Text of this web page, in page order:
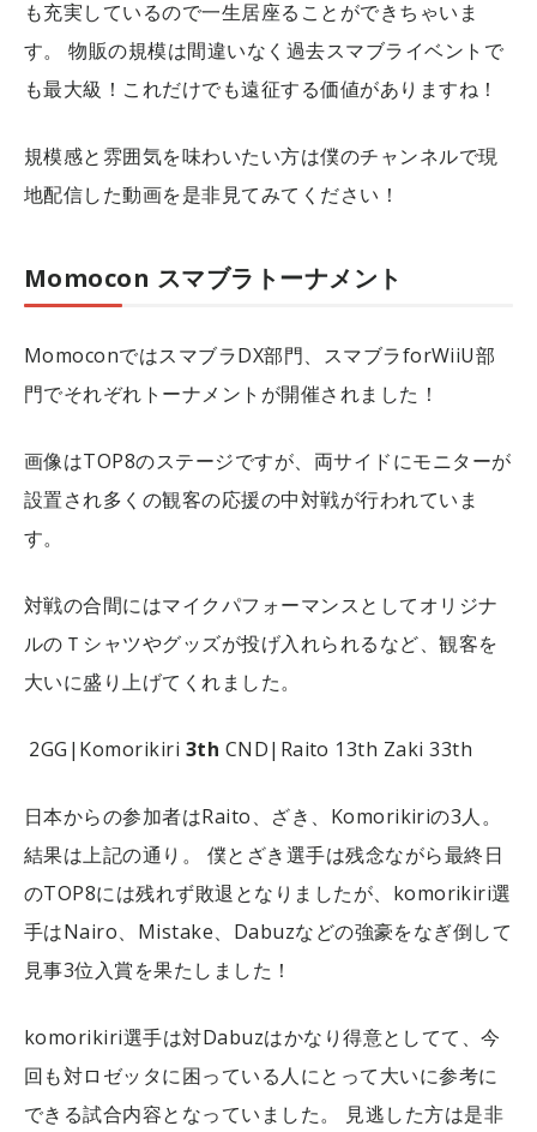
も充実しているので一生居座ることができちゃいま
す。
物販の規模は間違いなく過去スマブライベントで
も最大級！これだけでも遠征する価値がありますね！
規模感と雰囲気を味わいたい方は僕のチャンネルで現
地配信した動画を是非見てみてください！
Momocon スマブラトーナメント
MomoconではスマブラDX部門、スマブラforWiiU部
門でそれぞれトーナメントが開催されました！
画像はTOP8のステージですが、両サイドにモニターが
設置され多くの観客の応援の中対戦が行われていま
す。
対戦の合間にはマイクパフォーマンスとしてオリジナ
ルのＴシャツやグッズが投げ入れられるなど、観客を
大いに盛り上げてくれました。
2GG|Komorikiri 3th CND|Raito 13th Zaki 33th
日本からの参加者はRaito、ざき、Komorikiriの3人。
結果は上記の通り。
僕とざき選手は残念ながら最終日
のTOP8には残れず敗退となりましたが、komorikiri選
手はNairo、Mistake、Dabuzなどの強豪をなぎ倒して
見事3位入賞を果たしました！
komorikiri選手は対Dabuzはかなり得意としてて、今
回も対ロゼッタに困っている人にとって大いに参考に
できる試合内容となっていました。
見逃した方は是非